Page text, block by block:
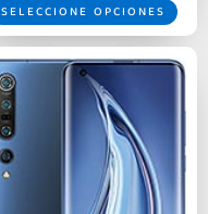
SELECCIONE OPCIONES